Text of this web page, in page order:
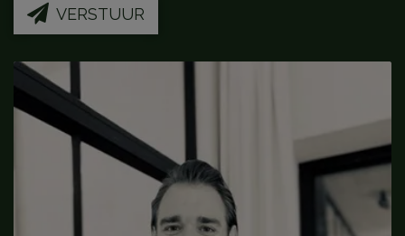
VERSTUUR